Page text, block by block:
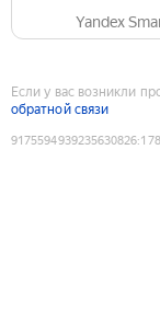
Yandex
Если у вас возникли
обратной связи
9175594939235630826: